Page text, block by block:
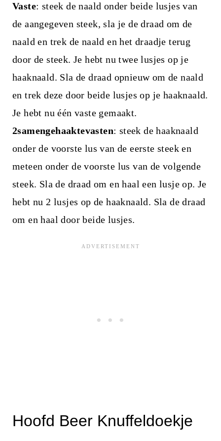
Vaste: steek de naald onder beide lusjes van
de aangegeven steek, sla je de draad om de
naald en trek de naald en het draadje terug
door de steek. Je hebt nu twee lusjes op je
haaknaald. Sla de draad opnieuw om de naald
en trek deze door beide lusjes op je haaknaald.
Je hebt nu één vaste gemaakt.
2samengehaaktevasten: steek de haaknaald
onder de voorste lus van de eerste steek en
meteen onder de voorste lus van de volgende
steek. Sla de draad om en haal een lusje op. Je
hebt nu 2 lusjes op de haaknaald. Sla de draad
om en haal door beide lusjes.
Hoofd Beer Knuffeldoekje